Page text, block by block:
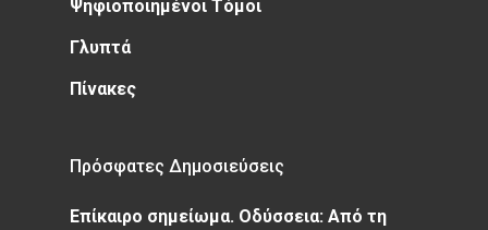
Ψηφιοποιημένοι Τόμοι
Γλυπτά
Πίνακες
Πρόσφατες Δημοσιεύσεις
Επίκαιρο σημείωμα. Οδύσσεια: Από τη